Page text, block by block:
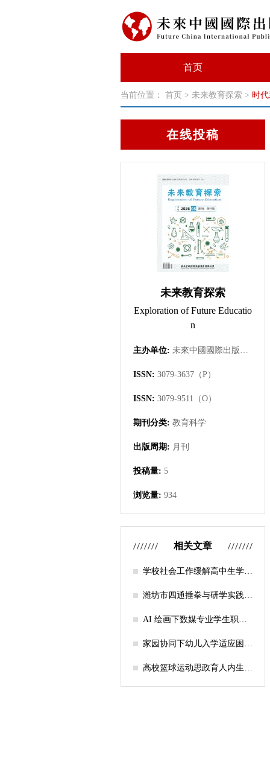
首页
当前位置： 首页 > 未来教育探索 > 时
在线投稿
未来教育探索
Exploration of Future Educatio
n
主办单位: 未來中國國際出版集團有限公司
ISSN: 3079-3637（P）
ISSN: 3079-9511（O）
期刊分类: 教育科学
出版周期: 月刊
投稿量: 5
浏览量: 934
相关文章
学校社会工作缓解高中生学习
课堂”为介入载体
潍坊市四通捶拳与研学实践教
AI 绘画下数媒专业学生职业
家园协同下幼儿入学适应困难
高校篮球运动思政育人内生逻